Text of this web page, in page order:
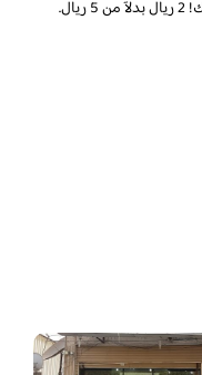
‏أيس كريم لذيذ، مليء بالنكهة، و سيدوب في فمك! 2 ريال بدلآ من 5 ريال.